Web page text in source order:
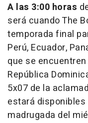
A las 3:00 horas
será cuando The
temporada final
Perú, Ecuador,
que se
República
5x07 de la
estará disponibles
madrugada del